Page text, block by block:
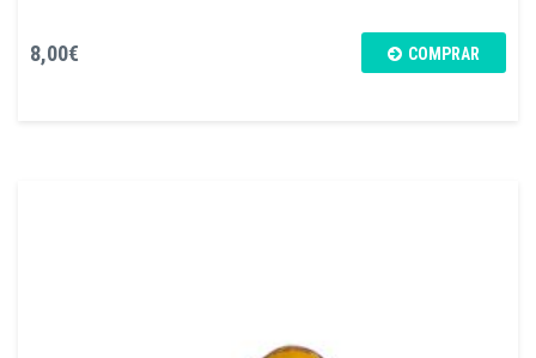
8,00€ COMPRAR